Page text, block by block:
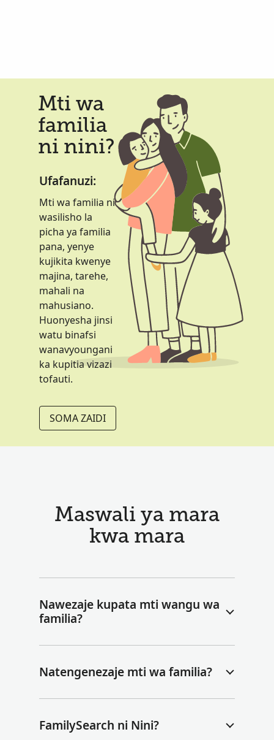
Mti wa
familia
ni nini?
Ufafanuzi:
Mti wa familia ni
wasilisho la
picha ya familia
pana, yenye
kujikita kwenye
majina, tarehe,
mahali na
mahusiano.
Huonyesha jinsi
watu binafsi
wanavyoungani
ka kupitia vizazi
tofauti.
SOMA ZAIDI
Maswali ya mara
kwa mara
Nawezaje kupata mti wangu wa
familia?
Natengenezaje mti wa familia?
FamilySearch ni Nini?